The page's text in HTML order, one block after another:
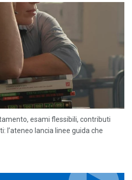
esami flessibili, contributi
l’ateneo lancia linee guida che